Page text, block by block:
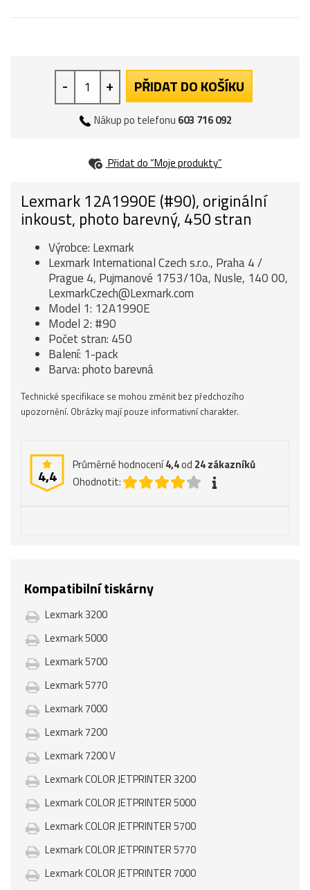
- + PŘIDAT DO KOŠÍKU
Nákup po telefonu 603 716 092
Přidat do “Moje produkty”
Lexmark 12A1990E (#90), originální
inkoust, photo barevný, 450 stran
Výrobce: Lexmark
Lexmark International Czech s.r.o., Praha 4 /
Prague 4, Pujmanové 1753/10a, Nusle, 140 00,
LexmarkCzech@Lexmark.com
Model 1: 12A1990E
Model 2: #90
Počet stran: 450
Balení: 1-pack
Barva: photo barevná
Technické specifikace se mohou změnit bez předchozího
upozornění. Obrázky mají pouze informativní charakter.
4,4
Průměrné hodnocení4,4od 24zákazníků
Ohodnotit:
Kompatibilní tiskárny
Lexmark 3200
Lexmark 5000
Lexmark 5700
Lexmark 5770
Lexmark 7000
Lexmark 7200
Lexmark 7200 V
Lexmark COLOR JETPRINTER 3200
Lexmark COLOR JETPRINTER 5000
Lexmark COLOR JETPRINTER 5700
Lexmark COLOR JETPRINTER 5770
Lexmark COLOR JETPRINTER 7000